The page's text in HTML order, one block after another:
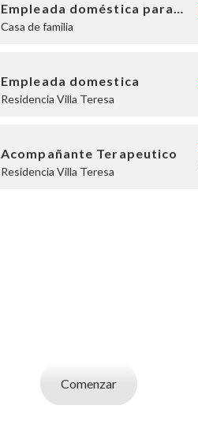
Empleada doméstica para…
Casa de familia
Empleada domestica
Residencia Villa Teresa
Acompañante Terapeutico
Residencia Villa Teresa
Comenzar